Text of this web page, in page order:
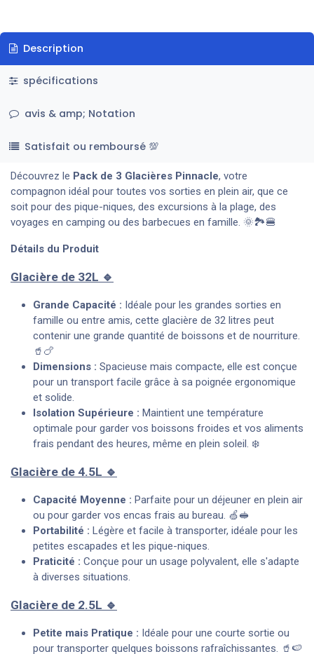
Description
spécifications
avis & amp; Notation
Satisfait ou remboursé 💯
Découvrez le Pack de 3 Glacières Pinnacle, votre
compagnon idéal pour toutes vos sorties en plein air, que ce
soit pour des pique-niques, des excursions à la plage, des
voyages en camping ou des barbecues en famille. 🌞🏞️🍔
Détails du Produit
Glacière de 32L 🔹
Grande Capacité : Idéale pour les grandes sorties en
famille ou entre amis, cette glacière de 32 litres peut
contenir une grande quantité de boissons et de nourriture.
🥤🍗
Dimensions : Spacieuse mais compacte, elle est conçue
pour un transport facile grâce à sa poignée ergonomique
et solide.
Isolation Supérieure : Maintient une température
optimale pour garder vos boissons froides et vos aliments
frais pendant des heures, même en plein soleil. ❄️
Glacière de 4.5L 🔹
Capacité Moyenne : Parfaite pour un déjeuner en plein air
ou pour garder vos encas frais au bureau. 🍏🥪
Portabilité : Légère et facile à transporter, idéale pour les
petites escapades et les pique-niques.
Praticité : Conçue pour un usage polyvalent, elle s'adapte
à diverses situations.
Glacière de 2.5L 🔹
Petite mais Pratique : Idéale pour une courte sortie ou
pour transporter quelques boissons rafraîchissantes. 🥤🍉